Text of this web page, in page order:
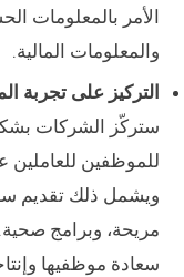
الأمر بالمعلومات
والمعلومات المالية.
التركيز على تجربة
ستركّز الشركات
للموظفين للعاملين
ويشمل ذلك تقديم
مريحة، وبرامج
سعادة موظفيها